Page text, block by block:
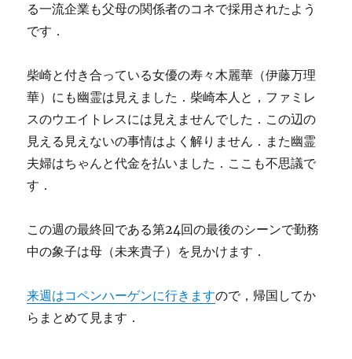
る一流企業も父母の関係者のコネで採用されたよう
です．
柴崎と付き合っている女優の寿々木麗華（伊藤万理
華）にも幽霊は見えました．柴崎本人と，ファミレ
スのウエイトレスには見えませんでした．この辺の
見える見えないの事情はよく解りません．また幽霊
夫婦はちゃんと代金を払いました．ここも不思議で
す．
この週の最終回である第24回の最後のシーンで勤務
中の象子は母（未来貴子）を見かけます．
来週はコペンハーゲンに行きますので，帰国してか
らまとめて見ます．